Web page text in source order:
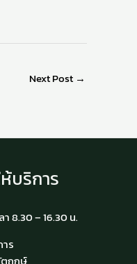
Next Post →
บริการ
8.30 – 16.30 น.
ร